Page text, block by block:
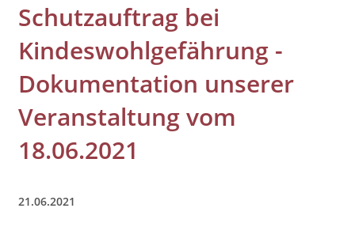
Schutzauftrag bei
Kindeswohlgefährung -
Dokumentation unserer
Veranstaltung vom
18.06.2021
21.06.2021